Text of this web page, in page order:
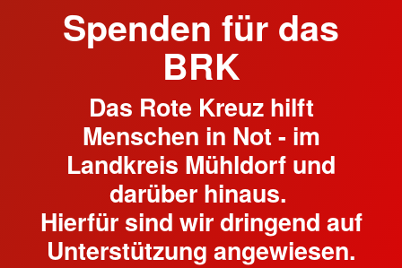
Spenden für das
BRK
Das Rote Kreuz hilft
Menschen in Not - im
Landkreis Mühldorf und
darüber hinaus.
Hierfür sind wir dringend auf
Unterstützung angewiesen.